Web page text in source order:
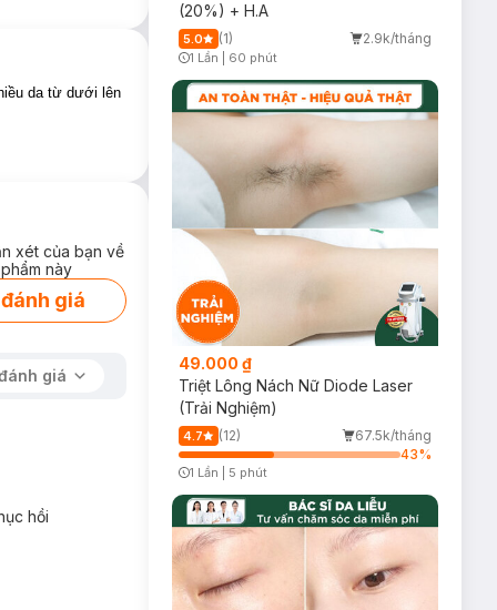
da từ dưới lên
xét của bạn về
này
giá
giá
hồi
(20%) + H.A
5.0 (1) 2.9k/tháng
1 Lần 60 phút
49.000 ₫
Triệt Lông Nách Nữ Diode Laser
(Trải Nghiệm)
4.7 (12)
67.5k/tháng
43%
1 Lần 5 phút